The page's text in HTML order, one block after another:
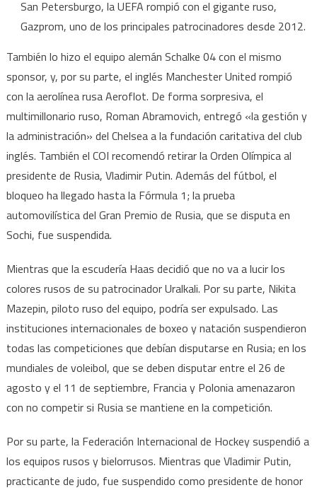
San Petersburgo, la UEFA rompió con el gigante ruso,
Gazprom, uno de los principales patrocinadores desde 2012.
También lo hizo el equipo alemán Schalke 04 con el mismo
sponsor, y, por su parte, el inglés Manchester United rompió
con la aerolínea rusa Aeroflot. De forma sorpresiva, el
multimillonario ruso, Roman Abramovich, entregó «la gestión y
la administración» del Chelsea a la fundación caritativa del club
inglés. También el COI recomendó retirar la Orden Olímpica al
presidente de Rusia, Vladimir Putin. Además del fútbol, el
bloqueo ha llegado hasta la Fórmula 1; la prueba
automovilística del Gran Premio de Rusia, que se disputa en
Sochi, fue suspendida.
Mientras que la escudería Haas decidió que no va a lucir los
colores rusos de su patrocinador Uralkali. Por su parte, Nikita
Mazepin, piloto ruso del equipo, podría ser expulsado. Las
instituciones internacionales de boxeo y natación suspendieron
todas las competiciones que debían disputarse en Rusia; en los
mundiales de voleibol, que se deben disputar entre el 26 de
agosto y el 11 de septiembre, Francia y Polonia amenazaron
con no competir si Rusia se mantiene en la competición.
Por su parte, la Federación Internacional de Hockey suspendió a
los equipos rusos y bielorrusos. Mientras que Vladimir Putin,
practicante de judo, fue suspendido como presidente de honor